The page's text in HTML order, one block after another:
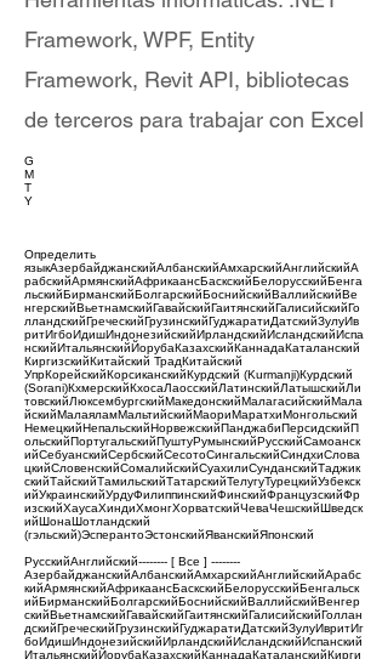
Framework, WPF, Entity
Framework, Revit API, bibliotecas
de terceros para trabajar con Excel
G
M
T
Y
Определить
языкАзербайджанскийАлбанскийАмхарскийАнглийскийА
рабскийАрмянскийАфрикаансБаскскийБелорусскийБенга
льскийБирманскийБолгарскийБоснийскийВаллийскийВе
нгерскийВьетнамскийГавайскийГаитянскийГалисийскийГо
лландскийГреческийГрузинскийГуджаратиДатскийЗулуИв
ритИгбоИдишИндонезийскийИрландскийИсландскийИспа
нскийИтальянскийЙорубаКазахскийКаннадаКаталанский
КиргизскийКитайский ТрадКитайский
УпрКорейскийКорсиканскийКурдский (Kurmanji)Курдский
(Sorani)КхмерскийКхосаЛаосскийЛатинскийЛатышскийЛи
товскийЛюксембургскийМакедонскийМалагасийскийМала
йскийМалаяламМальтийскийМаориМаратхиМонгольский
НемецкийНепальскийНорвежскийПанджабиПерсидскийП
ольскийПортугальскийПуштуРумынскийРусскийСамоанск
ийСебуанскийСербскийСесотоСингальскийСиндхиСлова
цкийСловенскийСомалийскийСуахилиСунданскийТаджик
скийТайскийТамильскийТатарскийТелугуТурецкийУзбекск
ийУкраинскийУрдуФилиппинскийФинскийФранцузскийФр
изскийХаусаХиндиХмонгХорватскийЧеваЧешскийШведск
ийШонаШотландский
(гэльский)ЭсперантоЭстонскийЯванскийЯпонский
РусскийАнглийский-------- [ Все ] --------
АзербайджанскийАлбанскийАмхарскийАнглийскийАрабс
кийАрмянскийАфрикаансБаскскийБелорусскийБенгальск
ийБирманскийБолгарскийБоснийскийВаллийскийВенгер
скийВьетнамскийГавайскийГаитянскийГалисийскийГоллан
дскийГреческийГрузинскийГуджаратиДатскийЗулуИвритИг
боИдишИндонезийскийИрландскийИсландскийИспанский
ИтальянскийЙорубаКазахскийКаннадаКаталанскийКирги